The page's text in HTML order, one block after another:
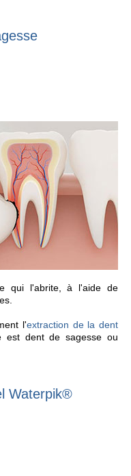
qui l'abrite, à l'aide de
l'extraction de la dent
dent de sagesse ou
Waterpik®